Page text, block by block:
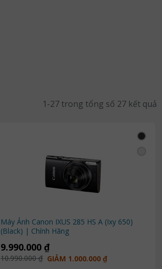
1-27 trong tổng số 27 kết quả
Máy Ảnh Canon IXUS 285 HS A (Ixy 650)
(Black) | Chính Hãng
9.990.000 ₫
10.990.000 ₫ GIẢM 1.000.000 ₫